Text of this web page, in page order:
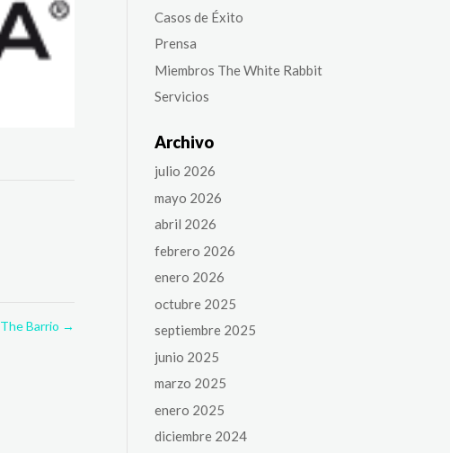
The Barrio →
Casos de Éxito
Prensa
Miembros The White Rabbit
Servicios
Archivo
julio 2026
mayo 2026
abril 2026
febrero 2026
enero 2026
octubre 2025
septiembre 2025
junio 2025
marzo 2025
enero 2025
diciembre 2024